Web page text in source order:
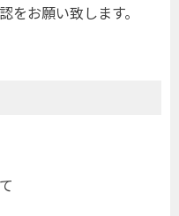
お願い致します。